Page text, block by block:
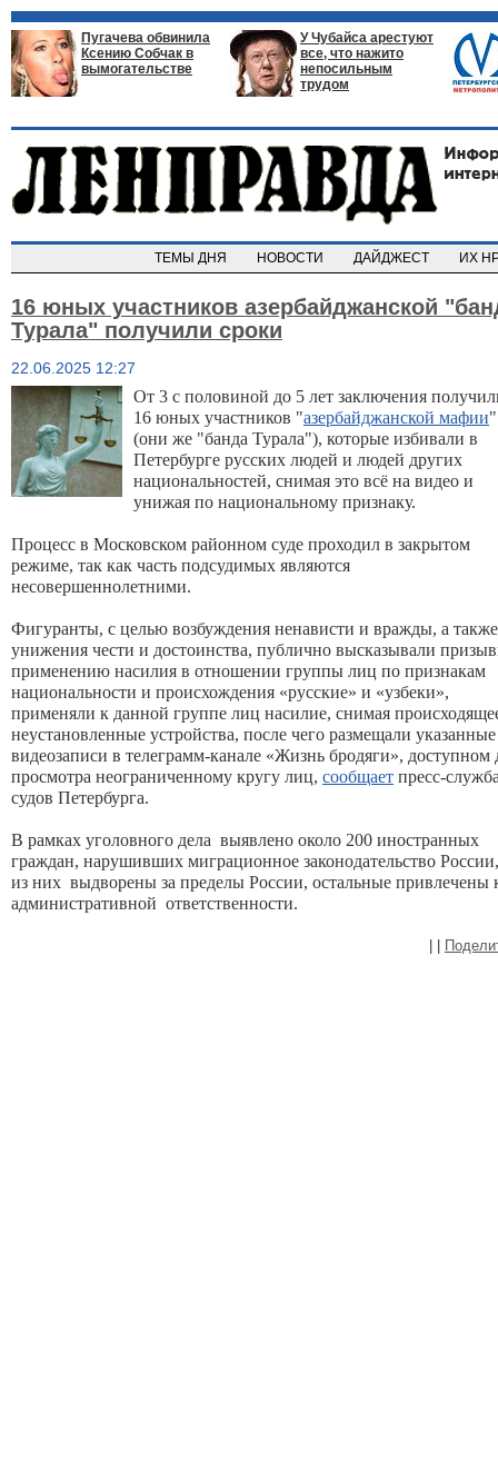
Пугачева обвинила
Ксению Собчак в
вымогательстве
У Чубайса арестуют
все, что нажито
непосильным
трудом
ТЕМЫ ДНЯ НОВОСТИ ДАЙДЖЕСТ ИХ
16 юных участников азербайджанской
Турала" получили сроки
22.06.2025 12:27
От 3 с половиной до 5 лет заключения
16 юных участников "азербайджанской мафии"
(они же "банда Турала"), которые избивали в
Петербурге русских людей и людей других
национальностей, снимая это всё на видео и
унижая по национальному признаку.
Процесс в Московском районном суде проходил в закрытом
режиме, так как часть подсудимых являются
несовершеннолетними.
Фигуранты, с целью возбуждения ненависти и вражды, а также
унижения чести и достоинства, публично высказывали
применению насилия в отношении группы лиц по признакам
национальности и происхождения «русские» и «узбеки»,
применяли к данной группе лиц насилие, снимая
неустановленные устройства, после чего размещали указанные
видеозаписи в телеграмм-канале «Жизнь бродяги», доступном
просмотра неограниченному кругу лиц, сообщает пресс-
судов Петербурга.
В рамках уголовного дела выявлено около 200 иностранных
граждан, нарушивших миграционное законодательство
из них выдворены за пределы России, остальные привлечены
административной ответственности.